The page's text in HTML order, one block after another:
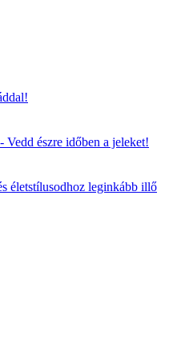
Vedd észre időben a jeleket!
életstílusodhoz leginkább illő